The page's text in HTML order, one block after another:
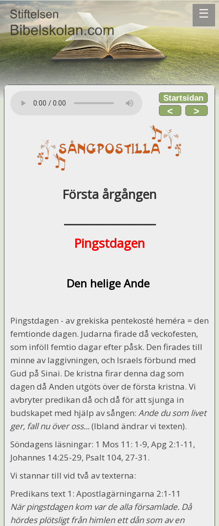
☰
Startsidan
< >
Första årgången
Pingstdagen
Den helige Ande
Pingstdagen - av grekiska pentekosté heméra = den
femtionde dagen. Judarna firade då veckofesten,
som inföll femtio dagar efter påsk. Den firades till
minne av laggivningen, och Israels förbund med
Gud på Sinai. De kristna firar denna dag som
dagen då Anden utgöts över de första kristna. Vi
avbryter predikan då och då för att sjunga in
budskapet med hjälp av sången: Ande du som livet
ger, fall nu över oss...(Ibland ändrar vi texten).
Söndagens läsningar: 1 Mos 11: 1-9, Apg 2:1-11,
Johannes 14:25-29, Psalt 104, 27-31.
Vi stannar till vid två av texterna:
Predikans text 1: Apostlagärningarna 2:1-11
När pingstdagen kom var de alla församlade. Då
hördes plötsligt från himlen ett dån som av en